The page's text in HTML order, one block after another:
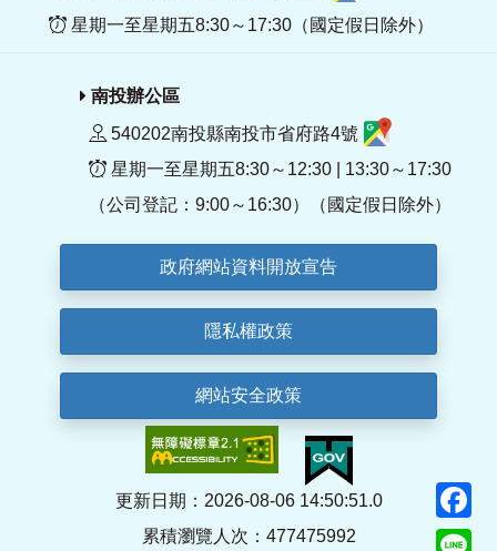
星期一至星期五8:30～17:30（國定假日除外）
南投辦公區
540202南投縣南投市省府路4號
星期一至星期五8:30～12:30 | 13:30～17:30
（公司登記：9:00～16:30）（國定假日除外）
政府網站資料開放宣告
隱私權政策
網站安全政策
更新日期：2026-08-06 14:50:51.0
累積瀏覽人次：477475992